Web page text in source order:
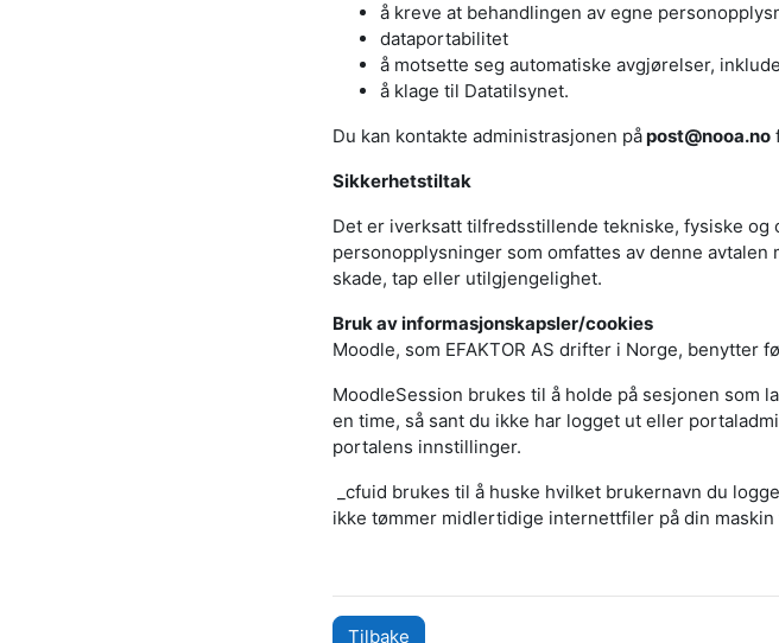
å kreve at behandlingen av egne
dataportabilitet
å motsette seg automatiske avgjørelser,
å klage til Datatilsynet.
Du kan kontakte administrasjonen påpost@nooa.no
Sikkerhetstiltak
Det er iverksatt tilfredsstillende tekniske, fysiske
personopplysninger som omfattes av denne
skade, tap eller utilgjengelighet.
Bruk av informasjonskapsler/cookies
Moodle, som EFAKTOR AS drifter i Norge, benytter
MoodleSession brukes til å holde på sesjonen som
en time, så sant du ikke har logget ut eller
portalens innstillinger.
_cfuid brukes til å huske hvilket brukernavn du
ikke tømmer midlertidige internettfiler på din
Tilbake